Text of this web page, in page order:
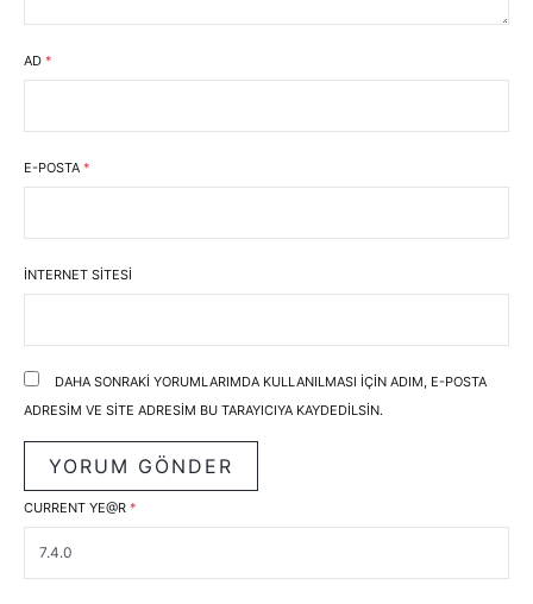
AD *
E-POSTA *
İNTERNET SITESI
DAHA SONRAKI YORUMLARIMDA KULLANILMASI IÇIN ADIM, E-POSTA
ADRESIM VE SITE ADRESIM BU TARAYICIYA KAYDEDILSIN.
CURRENT YE@R *